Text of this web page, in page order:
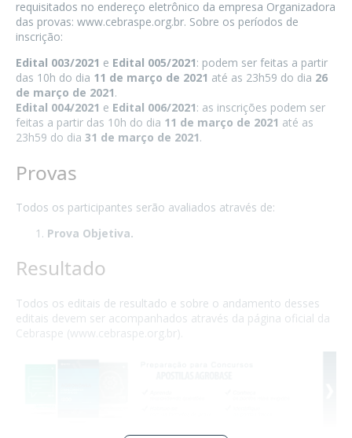
requisitados no endereço eletrônico da empresa Organizadora
das provas: www.cebraspe.org.br. Sobre os períodos de
inscrição:
Edital 003/2021 e Edital 005/2021: podem ser feitas a partir
das 10h do dia 11 de março de 2021 até as 23h59 do dia 26
de março de 2021.
Edital 004/2021 e Edital 006/2021: as inscrições podem ser
feitas a partir das 10h do dia 11 de março de 2021 até as
23h59 do dia 31 de março de 2021.
Provas
Todos os participantes serão avaliados através de:
Prova Objetiva.
Resultado
Todos os editais de resultado e sobre o andamento desses
editais devem ser acompanhados através da página oficial da
Cebraspe (www.cebraspe.org.br).